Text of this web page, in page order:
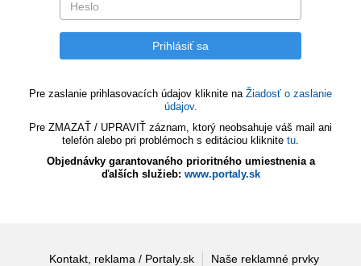
Pre zaslanie prihlasovacích údajov kliknite na Žiadosť o zaslanie
údajov.
Pre ZMAZAŤ / UPRAVIŤ záznam, ktorý neobsahuje váš mail ani
telefón alebo pri problémoch s editáciou kliknite tu.
Objednávky garantovaného prioritného umiestnenia a
ďalších služieb: www.portaly.sk
Kontakt, reklama / Portaly.sk
Naše reklamné prvky